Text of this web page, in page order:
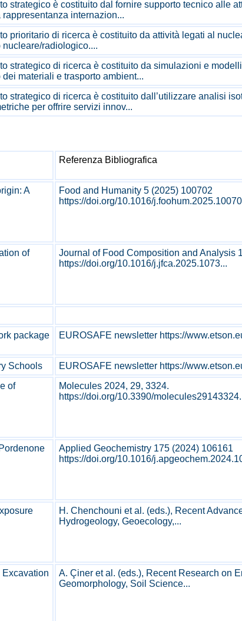
strategico è costituito dal fornire supporto tecnico alle
rappresentanza internazion...
prioritario di ricerca è costituito da attività legati al
nucleare/radiologico....
strategico di ricerca è costituito da simulazioni e
dei materiali e trasporto ambient...
strategico di ricerca è costituito dall’utilizzare analisi
per offrire servizi innov...
Referenza Bibliografica
A
Food and Humanity 5 (2025) 100702
https://doi.org/10.1016/
of
Journal of Food Composition and Analysis
https://doi.org/10.1016/j.jfca.2025.1073...
package
EUROSAFE newsletter https://
Schools EUROSAFE newsletter https://
of
Molecules 2024, 29, 3324.
https://doi.org/10.3390/
Applied Geochemistry 175 (2024) 106161
https://doi.org/10.1016/
H. Chenchouni et al. (eds.), Recent
Hydrogeology, Geoecology,...
A. Çiner et al. (eds.), Recent Research on
Geomorphology, Soil Science...